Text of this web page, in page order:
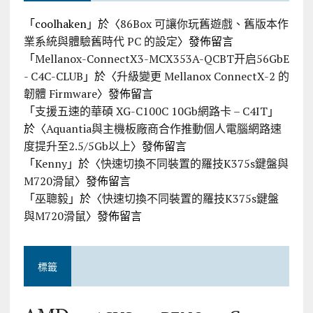
「coolhaken」於〈86Box 可讓你玩舊遊戲、舊版本作
業系統與體驗舊時代 PC 的設定〉發佈留言
「Mellanox-ConnectX3-MCX353A-QCBT开启56GbE
- C4C-CLUB 」於〈升級變更 Mellanox ConnectX-2 的
韌體 Firmware〉發佈留言
「支援五速的華碩 XG-C100C 10Gb網路卡 – C4IT」
於〈Aquantia與主機板廠商合作推動個人電腦網路速
度提升至2.5/5Gb以上〉發佈留言
「Kenny」於〈快速切換不同裝置的羅技K375s鍵盤與
M720滑鼠〉發佈留言
「巫聰毅」於〈快速切換不同裝置的羅技K375s鍵盤
與M720滑鼠〉發佈留言
標籤